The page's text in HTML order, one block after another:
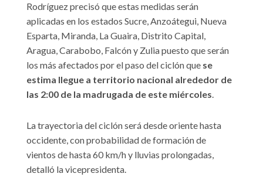
Rodríguez precisó que estas medidas serán
aplicadas en los estados Sucre, Anzoátegui, Nueva
Esparta, Miranda, La Guaira, Distrito Capital,
Aragua, Carabobo, Falcón y Zulia puesto que serán
los más afectados por el paso del ciclón que se
estima llegue a territorio nacional alrededor de
las 2:00 de la madrugada de este miércoles.
La trayectoria del ciclón será desde oriente hasta
occidente, con probabilidad de formación de
vientos de hasta 60 km/h y lluvias prolongadas,
detalló la vicepresidenta.